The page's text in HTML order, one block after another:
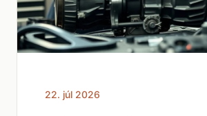
22. júl 2026